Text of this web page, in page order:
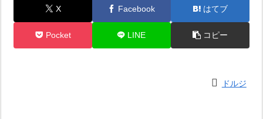
X Facebook はてブ
Pocket LINE コピー
ドルジ